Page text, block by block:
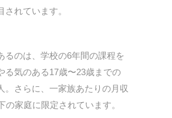
されています。
るのは、学校の6年間の課程を
る気のある17歳〜23歳までの
。さらに、一家族あたりの月収
の家庭に限定されています。